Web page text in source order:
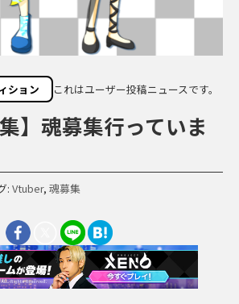
ション これはユーザー投稿ニュースです。
】魂募集行っていま
: Vtuber, 魂募集